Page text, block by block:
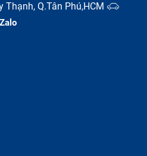
Thạnh, Q.Tân Phú,HCM
Zalo